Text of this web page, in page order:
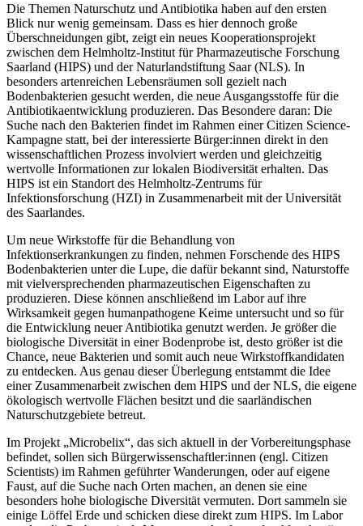
Die Themen Naturschutz und Antibiotika haben auf den ersten
Blick nur wenig gemeinsam. Dass es hier dennoch große
Überschneidungen gibt, zeigt ein neues Kooperationsprojekt
zwischen dem Helmholtz-Institut für Pharmazeutische Forschung
Saarland (HIPS) und der Naturlandstiftung Saar (NLS). In
besonders artenreichen Lebensräumen soll gezielt nach
Bodenbakterien gesucht werden, die neue Ausgangsstoffe für die
Antibiotikaentwicklung produzieren. Das Besondere daran: Die
Suche nach den Bakterien findet im Rahmen einer Citizen Science-
Kampagne statt, bei der interessierte Bürger:innen direkt in den
wissenschaftlichen Prozess involviert werden und gleichzeitig
wertvolle Informationen zur lokalen Biodiversität erhalten. Das
HIPS ist ein Standort des Helmholtz-Zentrums für
Infektionsforschung (HZI) in Zusammenarbeit mit der Universität
des Saarlandes.
Um neue Wirkstoffe für die Behandlung von
Infektionserkrankungen zu finden, nehmen Forschende des HIPS
Bodenbakterien unter die Lupe, die dafür bekannt sind, Naturstoffe
mit vielversprechenden pharmazeutischen Eigenschaften zu
produzieren. Diese können anschließend im Labor auf ihre
Wirksamkeit gegen humanpathogene Keime untersucht und so für
die Entwicklung neuer Antibiotika genutzt werden. Je größer die
biologische Diversität in einer Bodenprobe ist, desto größer ist die
Chance, neue Bakterien und somit auch neue Wirkstoffkandidaten
zu entdecken. Aus genau dieser Überlegung entstammt die Idee
einer Zusammenarbeit zwischen dem HIPS und der NLS, die eigene
ökologisch wertvolle Flächen besitzt und die saarländischen
Naturschutzgebiete betreut.
Im Projekt „Microbelix“, das sich aktuell in der Vorbereitungsphase
befindet, sollen sich Bürgerwissenschaftler:innen (engl. Citizen
Scientists) im Rahmen geführter Wanderungen, oder auf eigene
Faust, auf die Suche nach Orten machen, an denen sie eine
besonders hohe biologische Diversität vermuten. Dort sammeln sie
einige Löffel Erde und schicken diese direkt zum HIPS. Im Labor